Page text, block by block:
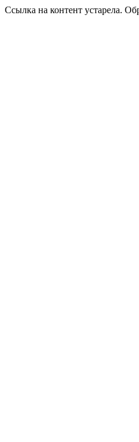
Ссылка на контент устарела.